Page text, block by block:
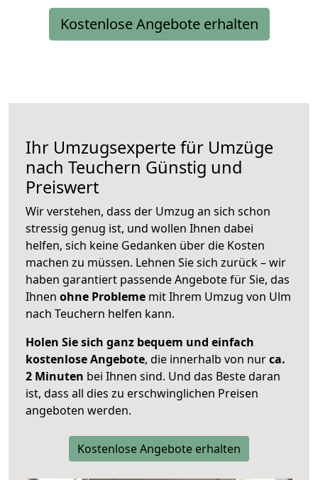
Kostenlose Angebote erhalten
Ihr Umzugsexperte für Umzüge
nach Teuchern Günstig und
Preiswert
Wir verstehen, dass der Umzug an sich schon
stressig genug ist, und wollen Ihnen dabei
helfen, sich keine Gedanken über die Kosten
machen zu müssen. Lehnen Sie sich zurück – wir
haben garantiert passende Angebote für Sie, das
Ihnen ohne Probleme mit Ihrem Umzug von Ulm
nach Teuchern helfen kann.
Holen Sie sich ganz bequem und einfach
kostenlose Angebote, die innerhalb von nurca.
2 Minuten bei Ihnen sind. Und das Beste daran
ist, dass all dies zu erschwinglichen Preisen
angeboten werden.
Kostenlose Angebote erhalten